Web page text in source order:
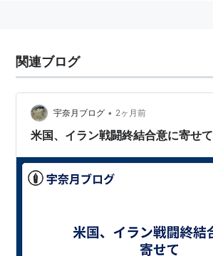
関連ブログ
宇奈月ブログ • 2ヶ月前
米国、イラン戦闘終結合意に寄せて